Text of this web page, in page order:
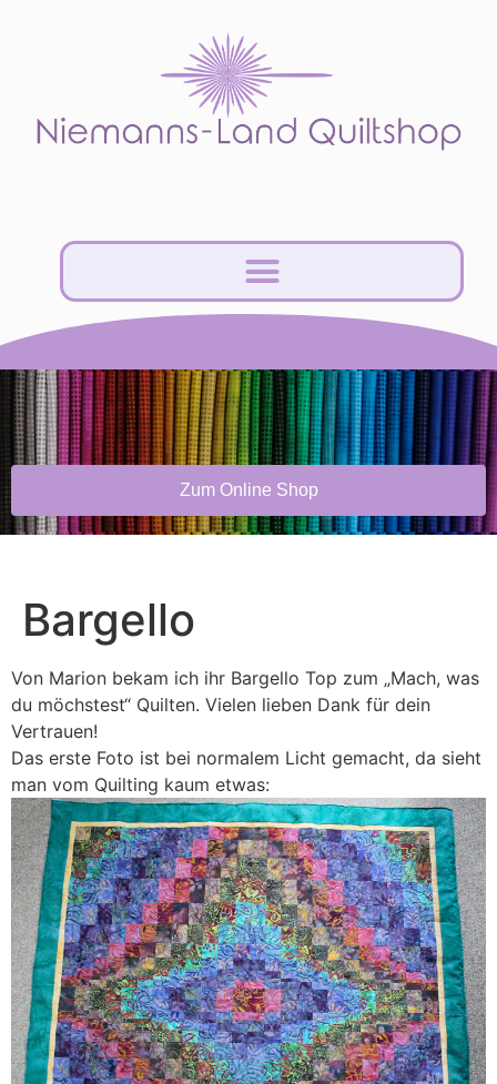
Zum Online Shop
Bargello
Von Marion bekam ich ihr Bargello Top zum „Mach, was
du möchstest“ Quilten. Vielen lieben Dank für dein
Vertrauen!
Das erste Foto ist bei normalem Licht gemacht, da sieht
man vom Quilting kaum etwas: